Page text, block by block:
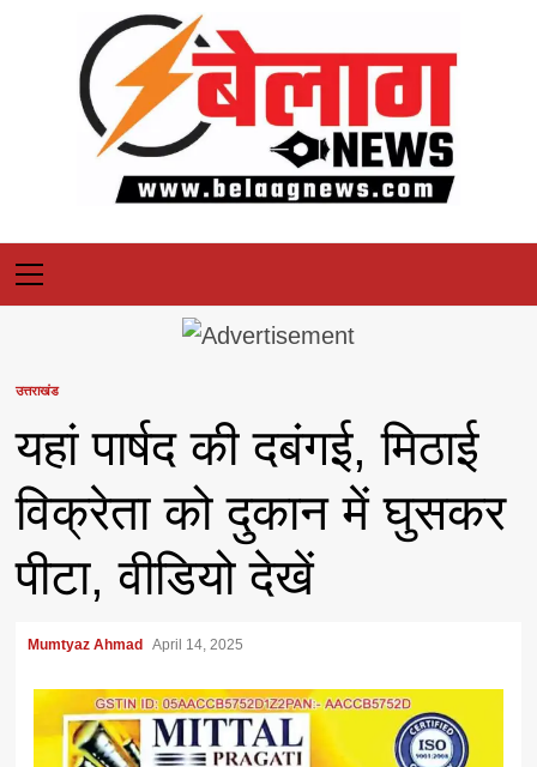
Primary
Menu
उत्तराखंड
यहां पार्षद की दबंगई, मिठाई
विक्रेता को दुकान में घुसकर
पीटा, वीडियो देखें
Mumtyaz Ahmad April 14, 2025